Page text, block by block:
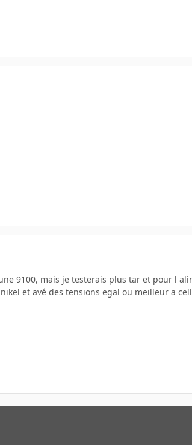
9100, mais je testerais plus tar et pour l
et avé des tensions egal ou meilleur a